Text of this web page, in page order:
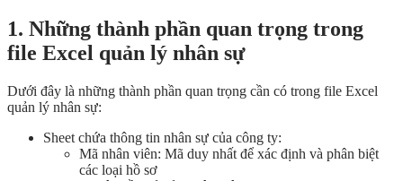
1. Những thành phần quan trọng trong
file Excel quản lý nhân sự
Dưới đây là những thành phần quan trọng cần có trong file Excel
quản lý nhân sự:
Sheet chứa thông tin nhân sự của công ty:
Mã nhân viên: Mã duy nhất để xác định và phân biệt
các loại hồ sơ